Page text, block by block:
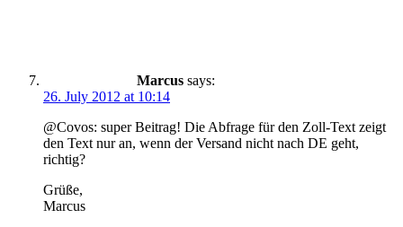
Marcus says:
26. July 2012 at 10:14
@Covos: super Beitrag! Die Abfrage für den Zoll-Text zeigt
den Text nur an, wenn der Versand nicht nach DE geht,
richtig?
Grüße,
Marcus